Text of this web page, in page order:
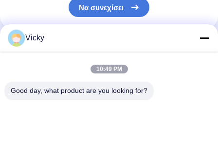
Μέρη μηχανών ελασματοποίησης
Φγμένη λειωμένο μέταλλο μηχανή υφάσματος
Να συνεχίσει
Οι Κατηγορίες Μας
Vicky
10:49 PM
Good day, what product are you looking for?